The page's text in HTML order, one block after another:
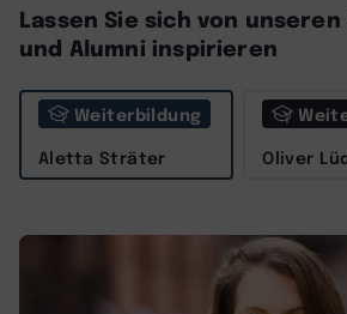
Lassen Sie sich von
und Alumni inspirieren
Weiterbildung
Aletta Sträter Oliver